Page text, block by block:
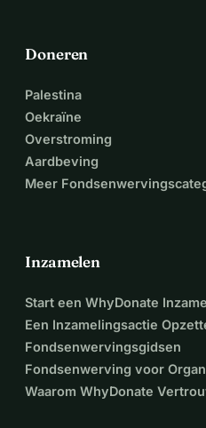
Doneren
Palestina
Oekraïne
Overstroming
Aardbeving
Meer
Inzamelen
Start een WhyDonate
Een Inzamelingsactie
Fondsenwervingsgidsen
Fondsenwerving voor
Waarom WhyDonate